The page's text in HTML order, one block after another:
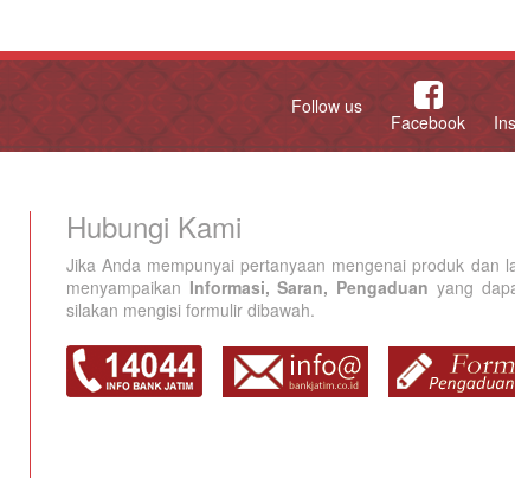
Follow us
Facebook
Hubungi Kami
Jika Anda mempunyai pertanyaan mengenai produk dan
menyampaikan Informasi, Saran, Pengaduan yang
silakan mengisi formulir dibawah.